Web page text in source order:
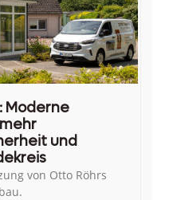
Moderne
und
von Otto Röhrs